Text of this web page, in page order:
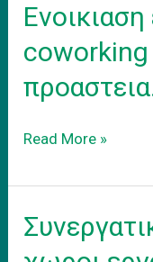
σε
γραφειο
coworking
Ενοικιαση
coworking
στα
Read More »